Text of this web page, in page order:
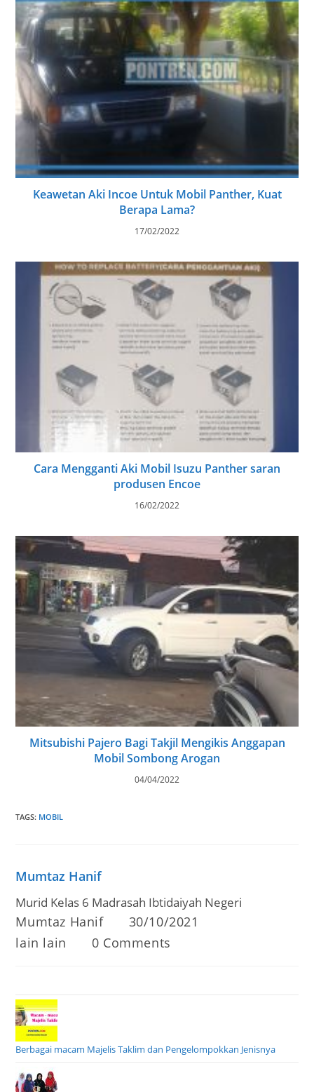
Keawetan Aki Incoe Untuk Mobil Panther, Kuat
Berapa Lama?
17/02/2022
Cara Mengganti Aki Mobil Isuzu Panther saran
produsen Encoe
16/02/2022
Mitsubishi Pajero Bagi Takjil Mengikis Anggapan
Mobil Sombong Arogan
04/04/2022
TAGS: MOBIL
Mumtaz Hanif
Murid Kelas 6 Madrasah Ibtidaiyah Negeri
Post
Mumtaz Hanif
Post
30/10/2021
Post
lain lain
Post
0 Comments
Berbagai macam Majelis Taklim dan Pengelompokkan Jenisnya